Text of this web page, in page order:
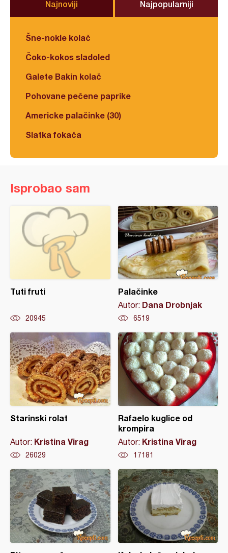
Najnoviji Najpopularniji
Šne-nokle kolač
Čoko-kokos sladoled
Galete Bakin kolač
Pohovane pečene paprike
Americke palačinke (30)
Slatka fokača
Isprobao sam
Tuti fruti
20945
Palačinke
Autor: Dana Drobnjak
6519
Starinski rolat
Autor: Kristina Virag
26029
Rafaelo kuglice od
krompira
Autor: Kristina Virag
17181